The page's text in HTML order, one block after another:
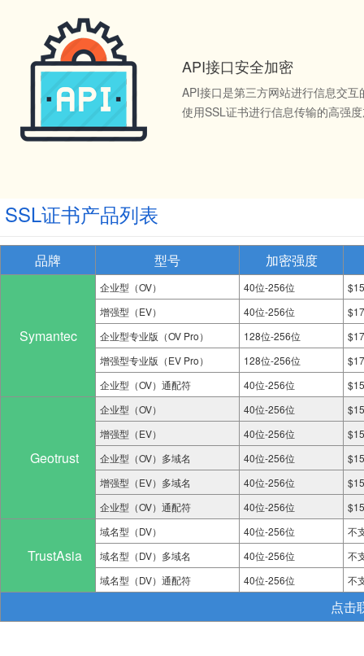
API接口安全加密
API接口是第三方网站进行信息交
使用SSL证书进行信息传输的高强
SSL证书产品列表
品牌 型号 加密强度
Symantec
企业型（OV） 40位-256位
增强型（EV）
40位-256位
企业型专业版（OV Pro）
128位-256位
增强型专业版（EV Pro）
128位-256位
企业型（OV）通配符
40位-256位
Geotrust
企业型（OV） 40位-256位
增强型（EV）
40位-256位
企业型（OV）多域名
40位-256位
增强型（EV）多域名
40位-256位
企业型（OV）通配符
40位-256位
TrustAsia
域名型（DV） 40位-256位
不
域名型（DV）多域名
40位-256位
不
域名型（DV）通配符
40位-256位 不
点击